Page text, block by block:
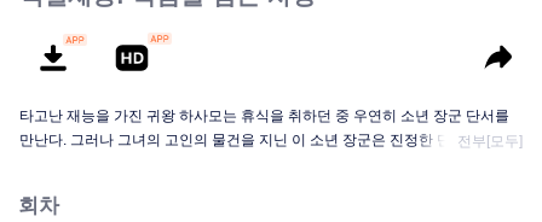
타고난 재능을 가진 귀왕 하사모는 휴식을 취하던 중 우연히 소년 장군 단서를
만난다. 그러나 그녀의 고인의 물건을 지닌 이 소년 장군은 진정한 단서가 아닌
다. 수명이 겨우 백 년인 인간과 400년을 살아도 여전히 소녀인 악귀가 사랑으
전부[모두]
회차